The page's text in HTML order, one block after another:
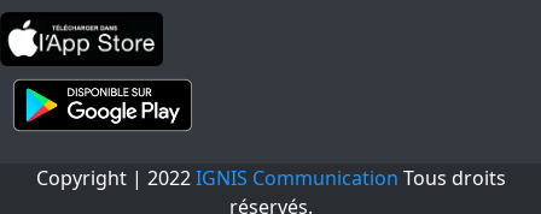
Copyright | 2022IGNIS Communication Tous droits
réservés.